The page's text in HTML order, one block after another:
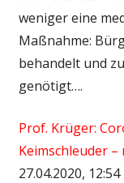
weniger eine
Maßnahme:
behandelt und
genötigt….
Prof. Krüger:
Keimschleuder
27.04.2020,